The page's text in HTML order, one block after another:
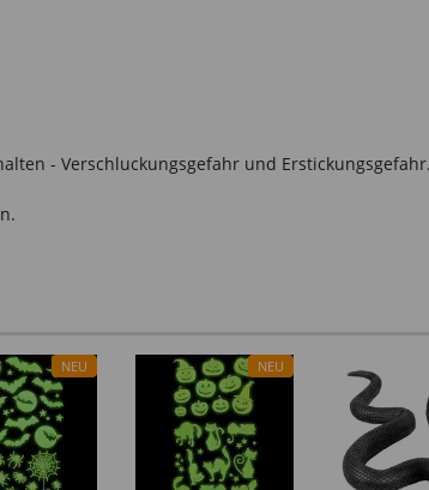
- Verschluckungsgefahr und
NEU NEU